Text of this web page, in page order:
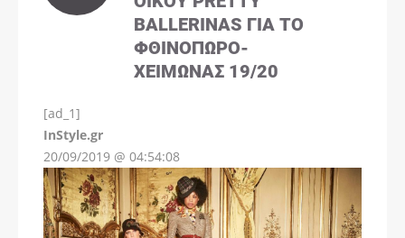
BALLERINAS ΓΙΑ ΤΟ
ΦΘΙΝΌΠΩΡΟ-
ΧΕΙΜΏΝΑΣ 19/20
[ad_1]
InStyle.gr
20/09/2019 @ 04:54:08